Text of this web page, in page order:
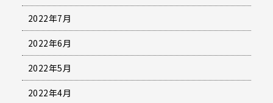
2022年7月
2022年6月
2022年5月
2022年4月